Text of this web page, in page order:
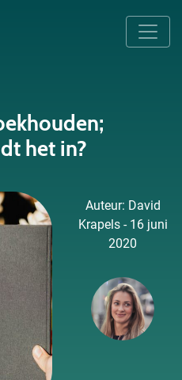
het in?
Auteur: David
Krapels - 16 juni
2020